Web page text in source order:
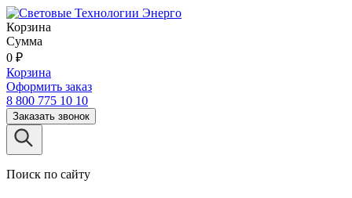
Корзина
Сумма
0 ₽
Корзина
Оформить заказ
8 800 775 10 10
Заказать звонок
Поиск по сайту